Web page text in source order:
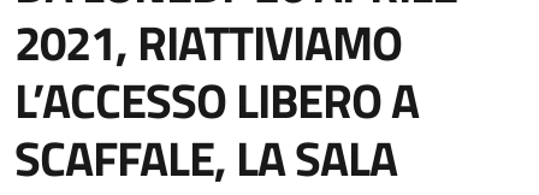
2021, RIATTIVIAMO
L’ACCESSO LIBERO A
SCAFFALE, LA SALA